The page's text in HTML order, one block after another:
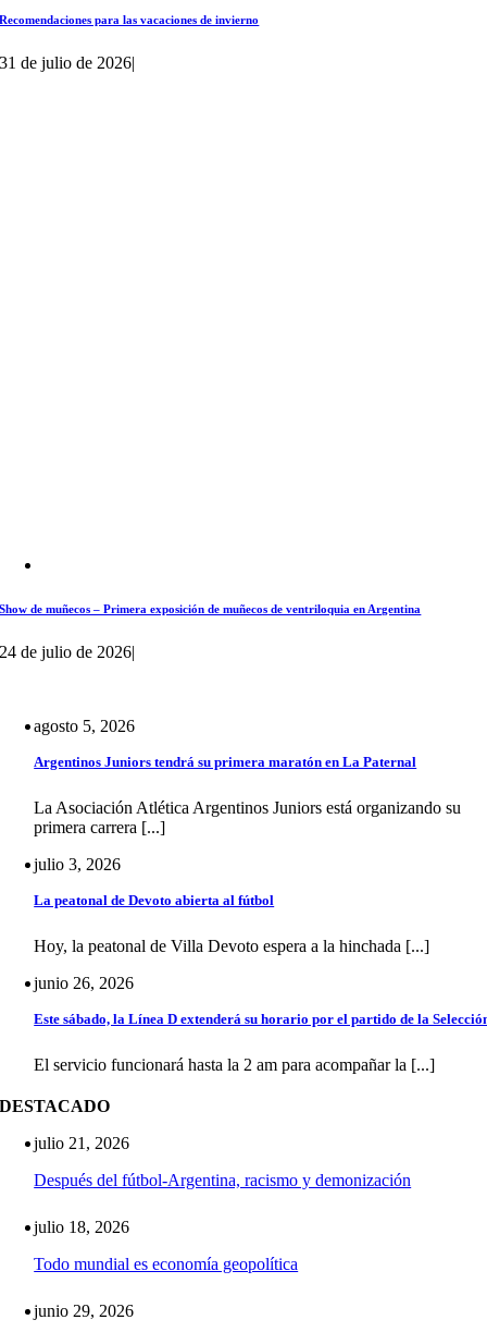
Recomendaciones para las vacaciones de invierno
31 de julio de 2026|
Show de muñecos – Primera exposición de muñecos de ventriloquia en Argentina
24 de julio de 2026|
agosto 5, 2026
Argentinos Juniors tendrá su primera maratón en La Paternal
La Asociación Atlética Argentinos Juniors está organizando su
primera carrera [...]
julio 3, 2026
La peatonal de Devoto abierta al fútbol
Hoy, la peatonal de Villa Devoto espera a la hinchada [...]
junio 26, 2026
Este sábado, la Línea D extenderá su horario por el partido de la
El servicio funcionará hasta la 2 am para acompañar la [...]
DESTACADO
julio 21, 2026
Después del fútbol-Argentina, racismo y demonización
julio 18, 2026
Todo mundial es economía geopolítica
junio 29, 2026